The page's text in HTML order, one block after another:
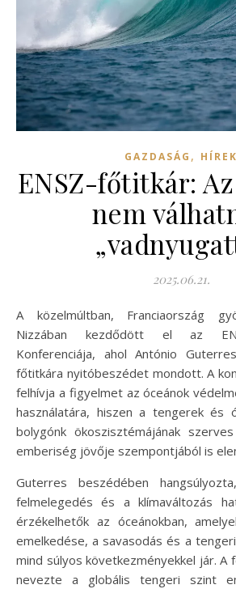
GAZDASÁG , HÍREK
ENSZ-főtitkár:
nem
2025.06.21.
A közelmúltban, Franciaország gyönyörű városában,
Nizzában kezdődött el az
Konferenciája, ahol António
főtitkára nyitóbeszédet mondott. A
felhívja a figyelmet az óceánok
használatára, hiszen a tengerek és
bolygónk ökoszisztémájának
emberiség jövője szempontjából is
Guterres beszédében
felmelegedés és a klímaváltozás
érzékelhetők az óceánokban,
emelkedése, a savasodás és a
mind súlyos következményekkel jár. A
nevezte a globális tengeri szint